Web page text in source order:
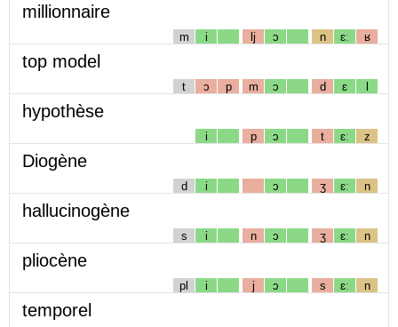
millionnaire
m i lj ɔ n ɛː ʁ
top model
t ɔ p m ɔ d ɛ l
hypothèse
i p ɔ t ɛː z
Diogène
d i ɔ ʒ ɛː n
hallucinogène
s i n ɔ ʒ ɛː n
pliocène
pl i j ɔ s ɛː n
temporel